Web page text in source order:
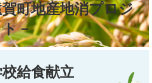
町地産地消プロジ
－
給食献立